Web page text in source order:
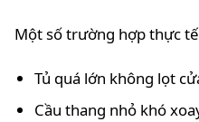
Một số trường hợp thực
Tủ quá lớn không lọt
Cầu thang nhỏ khó